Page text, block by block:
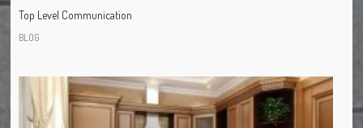
Top Level Communication
BLOG